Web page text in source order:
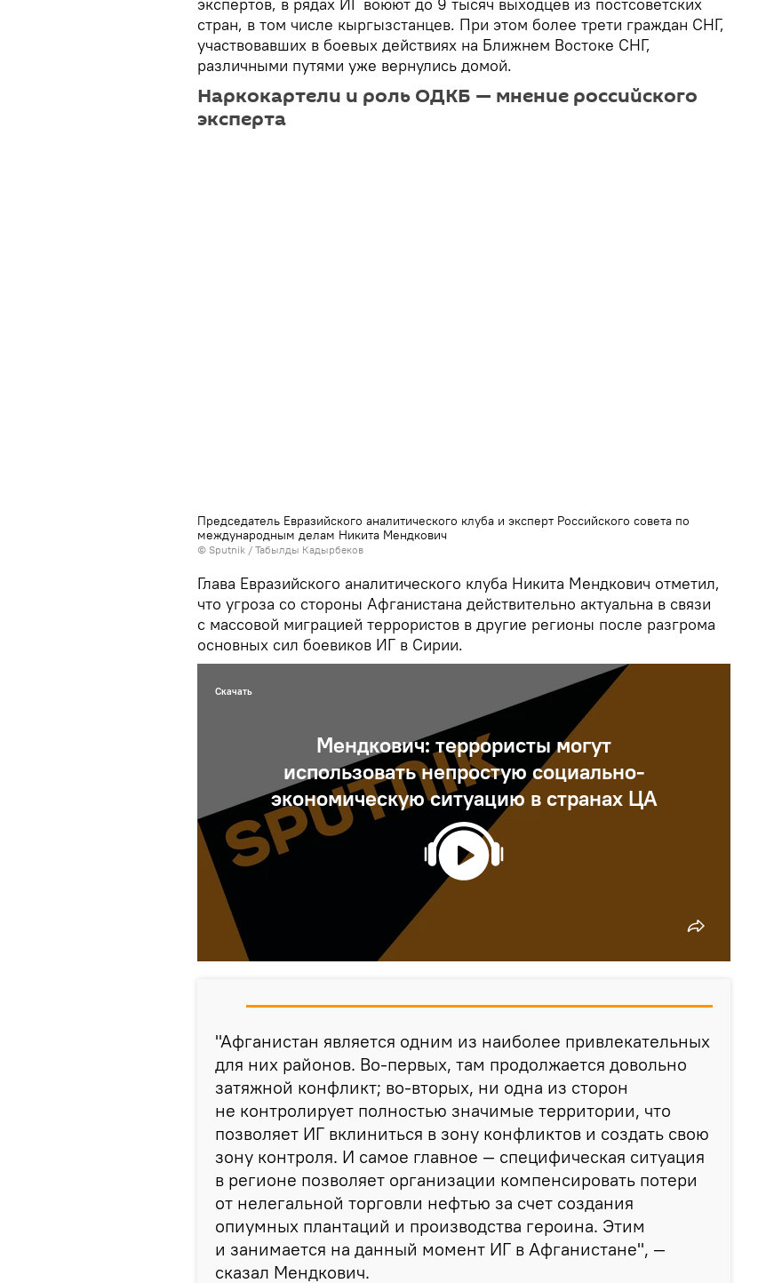
стран, в том числе кыргызстанцев. При этом более трети граждан СНГ,
участвовавших в боевых действиях на Ближнем Востоке СНГ,
различными путями уже вернулись домой.
Наркокартели и роль ОДКБ — мнение российского
эксперта
Председатель Евразийского аналитического клуба и эксперт Российского совета по
международным делам Никита Мендкович
© Sputnik / Табылды Кадырбеков
Глава Евразийского аналитического клуба Никита Мендкович отметил,
что угроза со стороны Афганистана действительно актуальна в связи
с массовой миграцией террористов в другие регионы после разгрома
основных сил боевиков ИГ в Сирии.
Мендкович: террористы могут
использовать непростую социально-
экономическую ситуацию в странах ЦА
Скачать
"Афганистан является одним из наиболее привлекательных
для них районов. Во-первых, там продолжается довольно
затяжной конфликт; во-вторых, ни одна из сторон
не контролирует полностью значимые территории, что
позволяет ИГ вклиниться в зону конфликтов и создать свою
зону контроля. И самое главное — специфическая ситуация
в регионе позволяет организации компенсировать потери
от нелегальной торговли нефтью за счет создания
опиумных плантаций и производства героина. Этим
и занимается на данный момент ИГ в Афганистане", —
сказал Мендкович.